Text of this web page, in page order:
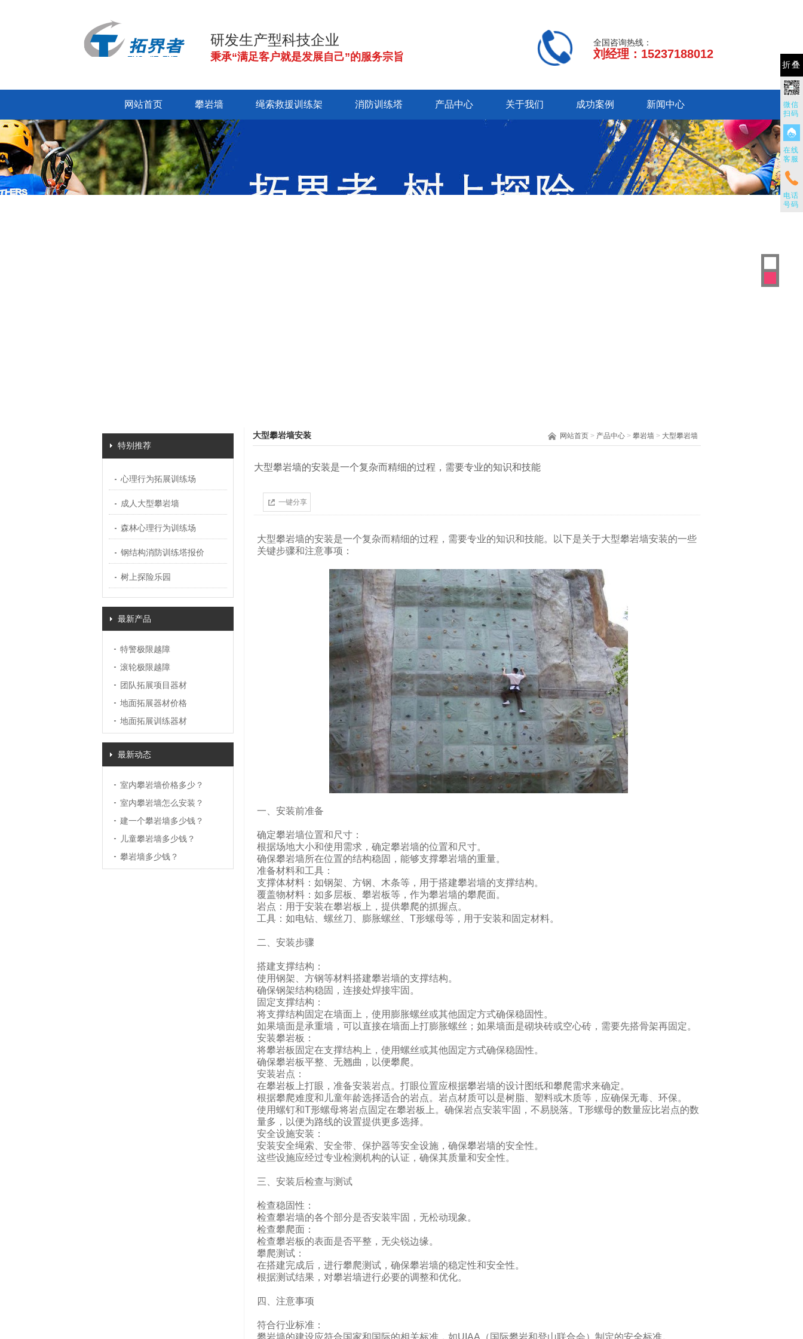
折叠
微信
扫码
在线
客服
电话
号码
研发生产型科技企业
秉承“满足客户就是发展自己”的服务宗旨
全国咨询热线：
刘经理：15237188012
网站首页 攀岩墙 绳索救援训练架 消防训练塔 产品中心 关于我们 成功案例 新闻中心
特别推荐
心理行为拓展训练场
成人大型攀岩墙
森林心理行为训练场
钢结构消防训练塔报价
树上探险乐园
最新产品
特警极限越障
滚轮极限越障
团队拓展项目器材
地面拓展器材价格
地面拓展训练器材
最新动态
室内攀岩墙价格多少？
室内攀岩墙怎么安装？
建一个攀岩墙多少钱？
儿童攀岩墙多少钱？
攀岩墙多少钱？
大型攀岩墙安装 网站首页 > 产品中心 > 攀岩墙 > 大型攀岩墙
大型攀岩墙的安装是一个复杂而精细的过程，需要专业的知识和技能
一键分享
大型攀岩墙的安装是一个复杂而精细的过程，需要专业的知识和技能。以下是关于大型攀岩墙安装的一些
关键步骤和注意事项：
一、安装前准备
确定攀岩墙位置和尺寸：
根据场地大小和使用需求，确定攀岩墙的位置和尺寸。
确保攀岩墙所在位置的结构稳固，能够支撑攀岩墙的重量。
准备材料和工具：
支撑体材料：如钢架、方钢、木条等，用于搭建攀岩墙的支撑结构。
覆盖物材料：如多层板、攀岩板等，作为攀岩墙的攀爬面。
岩点：用于安装在攀岩板上，提供攀爬的抓握点。
工具：如电钻、螺丝刀、膨胀螺丝、T形螺母等，用于安装和固定材料。
二、安装步骤
搭建支撑结构：
使用钢架、方钢等材料搭建攀岩墙的支撑结构。
确保钢架结构稳固，连接处焊接牢固。
固定支撑结构：
将支撑结构固定在墙面上，使用膨胀螺丝或其他固定方式确保稳固性。
如果墙面是承重墙，可以直接在墙面上打膨胀螺丝；如果墙面是砌块砖或空心砖，需要先搭骨架再固定。
安装攀岩板：
将攀岩板固定在支撑结构上，使用螺丝或其他固定方式确保稳固性。
确保攀岩板平整、无翘曲，以便攀爬。
安装岩点：
在攀岩板上打眼，准备安装岩点。打眼位置应根据攀岩墙的设计图纸和攀爬需求来确定。
根据攀爬难度和儿童年龄选择适合的岩点。岩点材质可以是树脂、塑料或木质等，应确保无毒、环保。
使用螺钉和T形螺母将岩点固定在攀岩板上。确保岩点安装牢固，不易脱落。T形螺母的数量应比岩点的数
量多，以便为路线的设置提供更多选择。
安全设施安装：
安装安全绳索、安全带、保护器等安全设施，确保攀岩墙的安全性。
这些设施应经过专业检测机构的认证，确保其质量和安全性。
三、安装后检查与测试
检查稳固性：
检查攀岩墙的各个部分是否安装牢固，无松动现象。
检查攀爬面：
检查攀岩板的表面是否平整，无尖锐边缘。
攀爬测试：
在搭建完成后，进行攀爬测试，确保攀岩墙的稳定性和安全性。
根据测试结果，对攀岩墙进行必要的调整和优化。
四、注意事项
符合行业标准：